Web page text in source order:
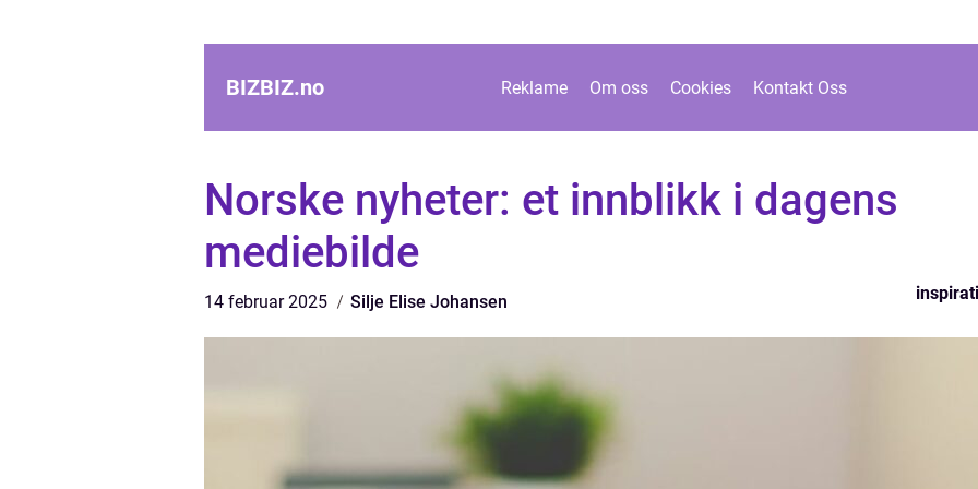
BIZBIZ.no Reklame Om oss Cookies Kontakt Oss
Norske nyheter: et innblikk i dagens
mediebilde
14 februar 2025 Silje Elise Johansen